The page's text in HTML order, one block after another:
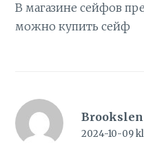
В магазине сейфов
можно купить сейф
Brookslen
2024-10-09